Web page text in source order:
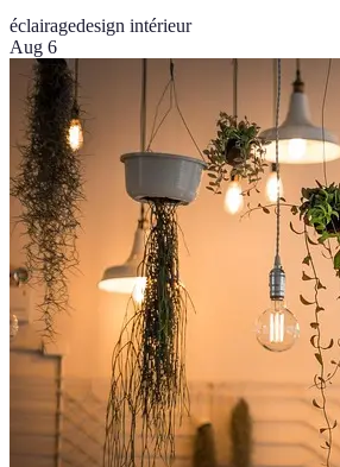
éclairagedesign intérieur
Aug 6